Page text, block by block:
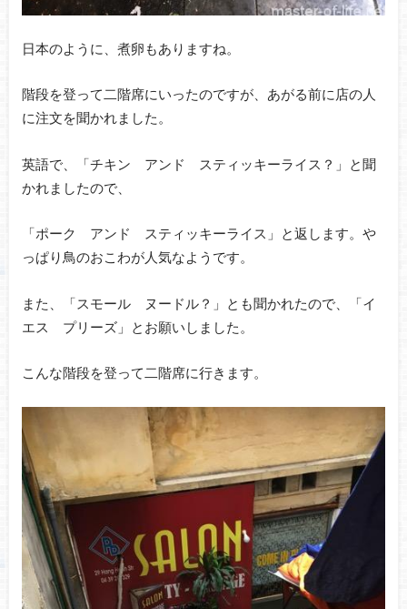
日本のように、煮卵もありますね。
階段を登って二階席にいったのですが、あがる前に店の人
に注文を聞かれました。
英語で、「チキン アンド スティッキーライス？」と聞
かれましたので、
「ポーク アンド スティッキーライス」と返します。や
っぱり鳥のおこわが人気なようです。
また、「スモール ヌードル？」とも聞かれたので、「イ
エス プリーズ」とお願いしました。
こんな階段を登って二階席に行きます。